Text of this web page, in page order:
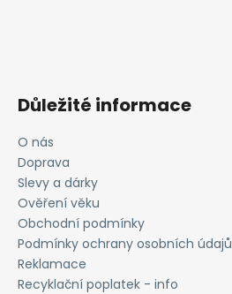
Důležité informace
O nás
Doprava
Slevy a dárky
Ověření věku
Obchodní podmínky
Podmínky ochrany osobních údajů
Reklamace
Recyklační poplatek - info